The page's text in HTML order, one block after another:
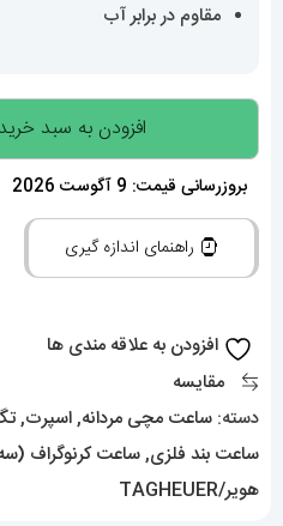
مقاوم در برابر آب
ساعت
مچی
مردانه
تگ
کرنوگراف
بند
HEUER
افزودن به سبد خرید
بروزرسانی قیمت: 9 آگوست 2026
راهنمای اندازه گیری
افزودن به علاقه مندی ها
مقایسه
دسته: ساعت مچی مردانه,اسپرت,
ساعت بند فلزی,ساعت کرنوگراف
هویر/TAGHEUER